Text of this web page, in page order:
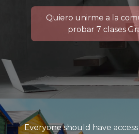
Quiero unirme a la
probar 7 clases
Everyone should have